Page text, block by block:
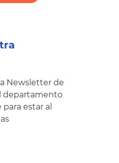
Newsletter de
departamento
estar al